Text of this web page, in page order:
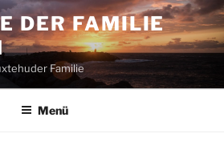
DER FAMILIE
Familie
Menü